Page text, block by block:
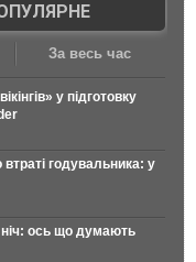
За весь час
у підготовку
годувальника: у
ось що думають